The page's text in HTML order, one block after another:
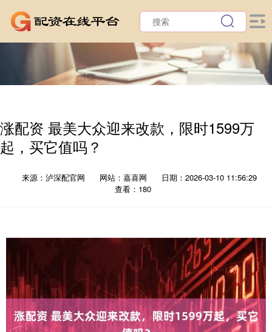
涨配资 最美大众迎来改款，限时1599万
起，买它值吗？
来源：泸深配官网 网站：嘉喜网
日期：2026-03-10 11:56:29
查看：180